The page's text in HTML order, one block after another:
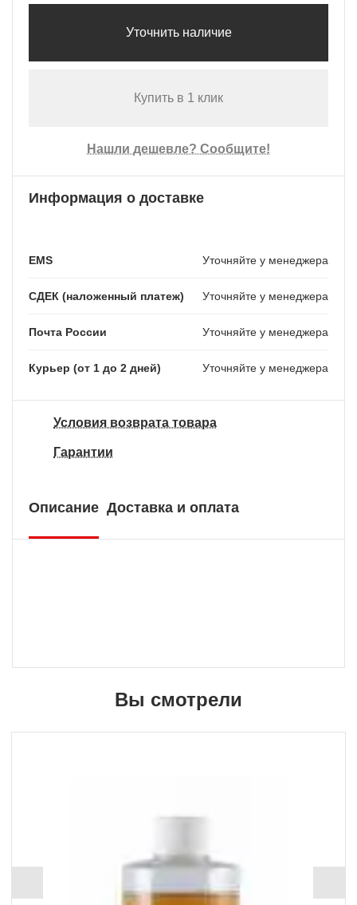
Уточнить наличие
Купить в 1 клик
Нашли дешевле? Сообщите!
Информация о доставке
EMS Уточняйте у менеджера
СДЕК (наложенный платеж) Уточняйте у менеджера
Почта России Уточняйте у менеджера
Курьер (от 1 до 2 дней) Уточняйте у менеджера
Условия возврата товара
Гарантии
Описание Доставка и оплата
Вы смотрели